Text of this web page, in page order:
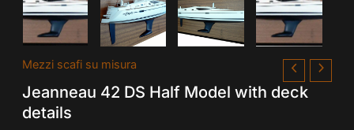
Mezzi scafi su misura
Jeanneau 42 DS Half Model with deck
details